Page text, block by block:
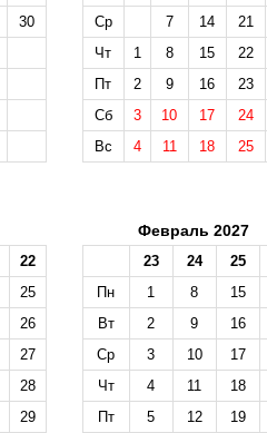
30
Ср
7 14
21
Чт
1 8 15
22
Пт
2 9 16
23
Сб
3 10 17
24
Вс
4 11 18 25
22
25
26
27
28
29
Февраль 2027
23 24
25
Пн
1 8
15
Вт
2 9
16
Ср
3 10
17
Чт
4 11
18
Пт
5 12
19